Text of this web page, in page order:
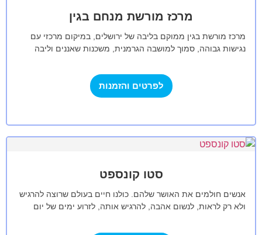
מרכז מורשת מנחם בגין
מרכז מורשת בגין ממוקם בליבה של ירושלים, במיקום מרכזי עם
נגישות גבוהה, סמוך למושבה הגרמנית, משכנות שאננים וליבה
לפרטים והזמנות
סטו קונספט
אנשים חולמים את האושר שלהם. כולנו חיים בעולם שרוצה להרגיש
ולא רק לראות, לנשום אהבה, להרגיש אותה, לזרוע ימים של יום